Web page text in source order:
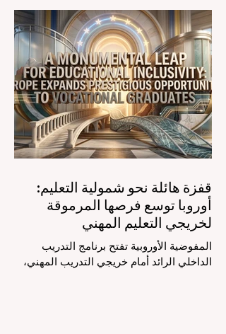
الفصول الدراسية في جميع أنحاء العالم، وهو
أمر يثير اهتماماً كبيراً في الأوساط الأكاديمية
العربية التي تسعى للريادة. إن الدمج السريع
لمساعدي #الذكاء_الاصطناعي المتخصصين
والمصممين خصيصاً للمعلمين يُحدث ثورة
حقيقية في مهنة التدريس. ومن خلال الأتمتة
الناجحة للمهام الإدارية التي تستغرق وقتاً
طويلاً، تبشر هذه الأدوات المتقدمة بعصر
قفزة هائلة نحو شمولية التعليم:
أوروبا توسع فرصها المرموقة
لخريجي التعليم المهني
المفوضية الأوروبية تفتح برنامج التدريب
الداخلي الرائد أمام خريجي التدريب المهني،